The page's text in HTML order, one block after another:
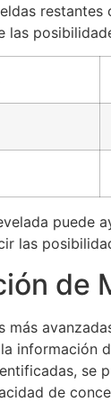
las
puede
las
de
información
se
de